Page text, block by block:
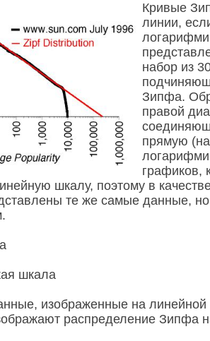
Кривые
линии,
набор из
Зипфа.
правой
прямую
графиков,
шкалу, поэтому в
те же самые данные,
шкала
изображенные на
распределение Зипфа